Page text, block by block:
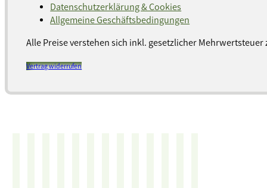
Datenschutzerklärung & Cookies
Allgemeine Geschäftsbedingungen
Alle Preise verstehen sich inkl. gesetzlicher Mehrwertsteuer
Vertrag widerrufen